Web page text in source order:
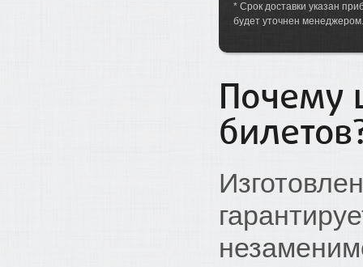
* Срок доставки указан
будет уточнен менеджером.
Почему